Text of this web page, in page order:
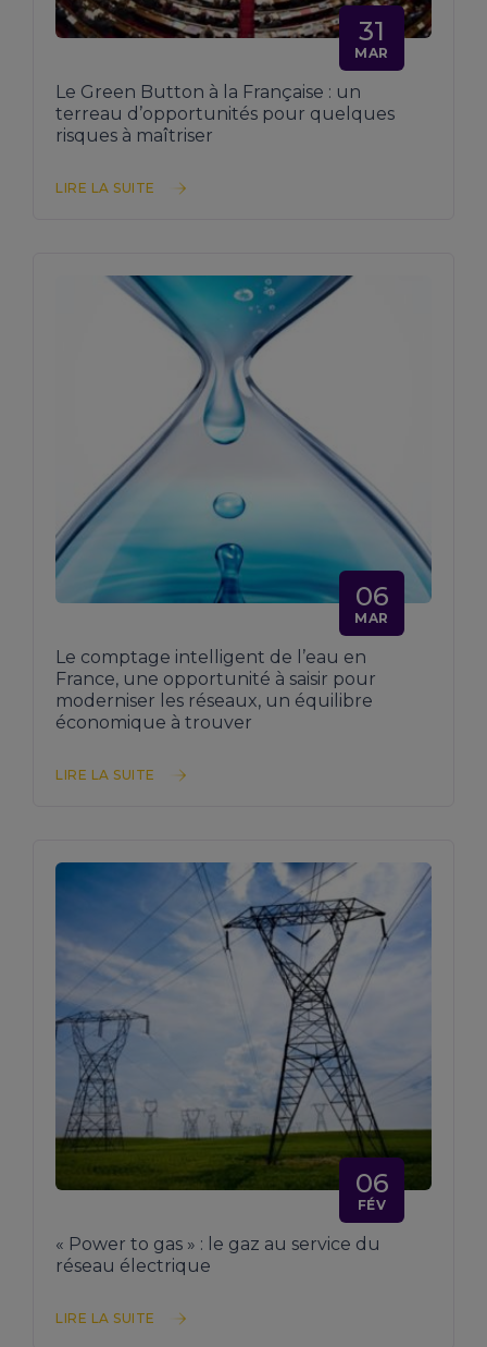
31
MAR
Le Green Button à la Française : un
terreau d’opportunités pour quelques
risques à maîtriser
LIRE LA SUITE
06
MAR
Le comptage intelligent de l’eau en
France, une opportunité à saisir pour
moderniser les réseaux, un équilibre
économique à trouver
LIRE LA SUITE
06
FÉV
« Power to gas » : le gaz au service du
réseau électrique
LIRE LA SUITE